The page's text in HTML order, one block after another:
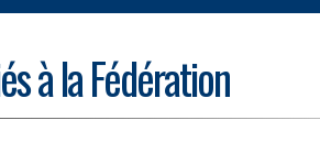
à la Fédération